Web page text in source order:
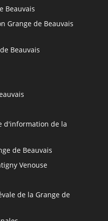
Beauvais
Grange de Beauvais
Beauvais
d'information de la
de Beauvais
Venouse
de la Grange de